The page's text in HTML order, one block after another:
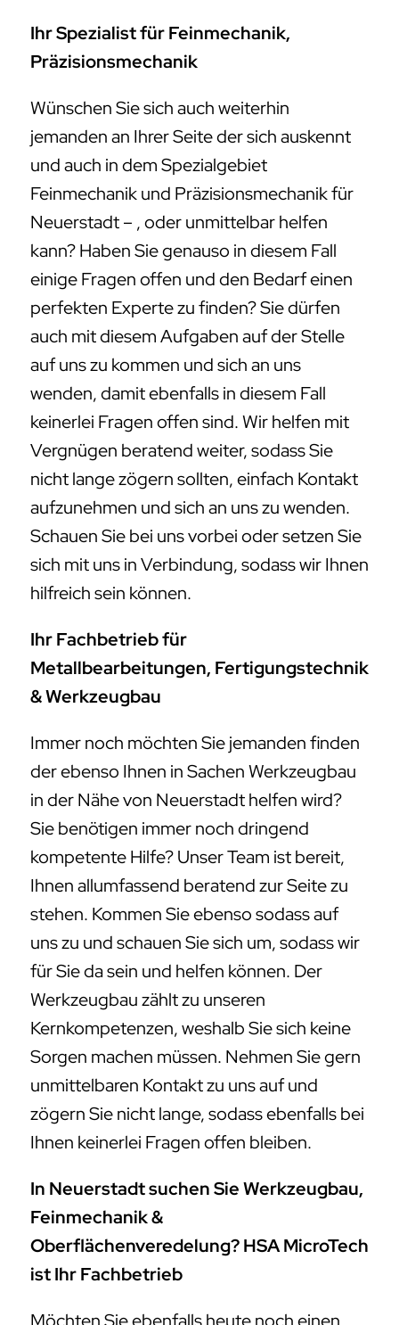
Ihr Spezialist für Feinmechanik,
Präzisionsmechanik
Wünschen Sie sich auch weiterhin
jemanden an Ihrer Seite der sich auskennt
und auch in dem Spezialgebiet
Feinmechanik und Präzisionsmechanik für
Neuerstadt – , oder unmittelbar helfen
kann? Haben Sie genauso in diesem Fall
einige Fragen offen und den Bedarf einen
perfekten Experte zu finden? Sie dürfen
auch mit diesem Aufgaben auf der Stelle
auf uns zu kommen und sich an uns
wenden, damit ebenfalls in diesem Fall
keinerlei Fragen offen sind. Wir helfen mit
Vergnügen beratend weiter, sodass Sie
nicht lange zögern sollten, einfach Kontakt
aufzunehmen und sich an uns zu wenden.
Schauen Sie bei uns vorbei oder setzen Sie
sich mit uns in Verbindung, sodass wir Ihnen
hilfreich sein können.
Ihr Fachbetrieb für
Metallbearbeitungen, Fertigungstechnik
& Werkzeugbau
Immer noch möchten Sie jemanden finden
der ebenso Ihnen in Sachen Werkzeugbau
in der Nähe von Neuerstadt helfen wird?
Sie benötigen immer noch dringend
kompetente Hilfe? Unser Team ist bereit,
Ihnen allumfassend beratend zur Seite zu
stehen. Kommen Sie ebenso sodass auf
uns zu und schauen Sie sich um, sodass wir
für Sie da sein und helfen können. Der
Werkzeugbau zählt zu unseren
Kernkompetenzen, weshalb Sie sich keine
Sorgen machen müssen. Nehmen Sie gern
unmittelbaren Kontakt zu uns auf und
zögern Sie nicht lange, sodass ebenfalls bei
Ihnen keinerlei Fragen offen bleiben.
In Neuerstadt suchen Sie Werkzeugbau,
Feinmechanik &
Oberflächenveredelung? HSA MicroTech
ist Ihr Fachbetrieb